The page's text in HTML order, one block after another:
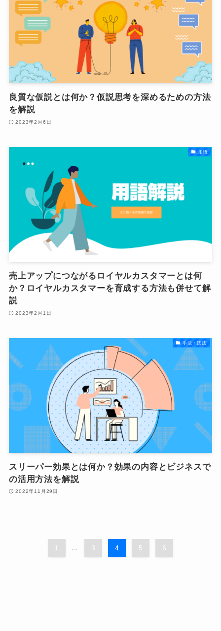
良質な仮説とは何か？仮説思考を深めるための方法
を解説
2023年2月6日
用語
売上アップにつながるロイヤルカスタマーとは何
か？ロイヤルカスタマーを育成する方法も併せて解
説
2023年2月1日
手法・技法
スリーパー効果とは何か？効果の内容とビジネスで
の活用方法を解説
2022年11月29日
1 3 4 5 6